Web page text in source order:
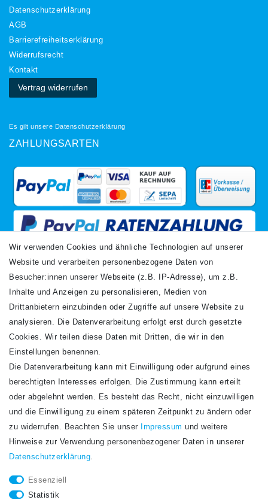
Daten­schutz­erklärung
AGB
Barrierefreiheitserklärung
Widerrufs­recht
Kontakt
Vertrag widerrufen
Es gilt unsere Datenschutzerklärung
ZAHLUNGSARTEN
VERSANDARTEN
Newsletter
Honig
Hiermit bestätige ich, dass ich dieDaten­schutz­erklärunggelesen habe. Meine
Wir verwenden Cookies und ähnliche Technologien auf unserer
Website und verarbeiten personenbezogene Daten von
Besucher:innen unserer Webseite (z.B. IP-Adresse), um z.B.
Inhalte und Anzeigen zu personalisieren, Medien von
Drittanbietern einzubinden oder Zugriffe auf unsere Website zu
analysieren. Die Datenverarbeitung erfolgt erst durch gesetzte
Cookies. Wir teilen diese Daten mit Dritten, die wir in den
Einstellungen benennen.
Die Datenverarbeitung kann mit Einwilligung oder aufgrund eines
berechtigten Interesses erfolgen. Die Zustimmung kann erteilt
oder abgelehnt werden. Es besteht das Recht, nicht einzuwilligen
und die Einwilligung zu einem späteren Zeitpunkt zu ändern oder
zu widerrufen. Beachten Sie unser
Impressum und weitere
Hinweise zur Verwendung personenbezogener Daten in unserer
Daten­schutz­erklärung.
Essenziell
Statistik